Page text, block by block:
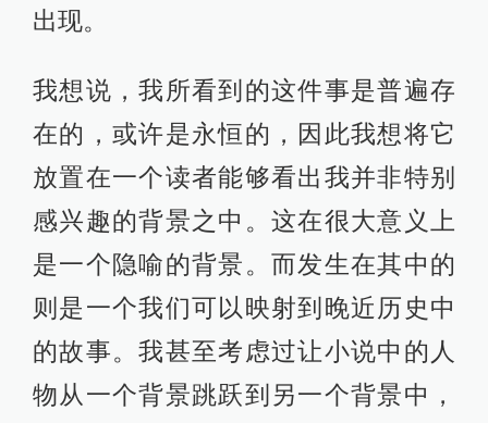
出现。
我想说，我所看到的这件事是普遍存
在的，或许是永恒的，因此我想将它
放置在一个读者能够看出我并非特别
感兴趣的背景之中。这在很大意义上
是一个隐喻的背景。而发生在其中的
则是一个我们可以映射到晚近历史中
的故事。我甚至考虑过让小说中的人
物从一个背景跳跃到另一个背景中，